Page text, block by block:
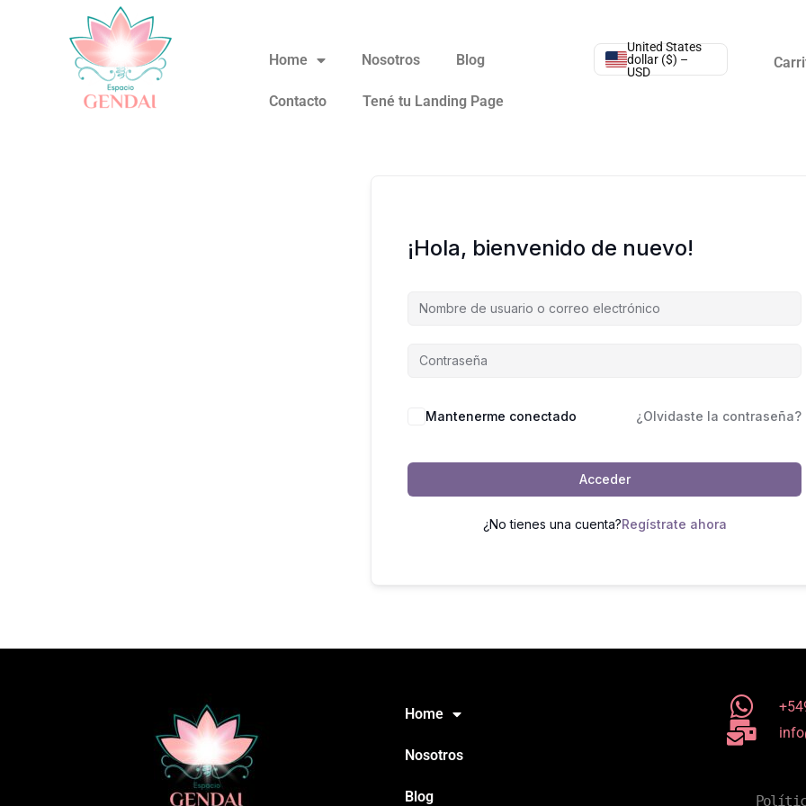
Home Nosotros Blog
Contacto Tené tu Landing Page
United States
dollar ($) –
USD
¡Hola, bienvenido de nuevo!
Mantenerme conectado ¿Olvidaste la contraseña?
Acceder
¿No tienes una cuenta?Regístrate ahora
Home
Nosotros
Blog